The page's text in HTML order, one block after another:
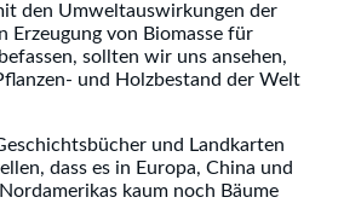
den Umweltauswirkungen der
Erzeugung von Biomasse für
sollten wir uns ansehen,
und Holzbestand der Welt
und Landkarten
dass es in Europa, China und
kaum noch Bäume